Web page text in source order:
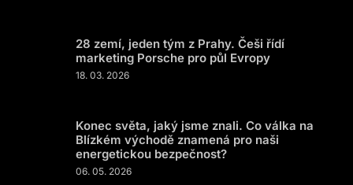
28 zemí, jeden tým z Prahy. Češi řídí
marketing Porsche pro půl Evropy
18. 03. 2026
Konec světa, jaký jsme znali. Co válka na
Blízkém východě znamená pro naši
energetickou bezpečnost?
06. 05. 2026